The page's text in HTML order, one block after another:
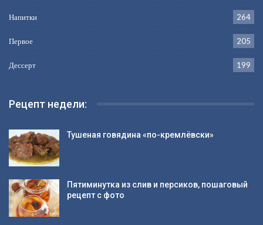
Напитки 264
Первое 205
Дессерт 199
Рецепт недели:
Тушеная говядина «по-кремлёвски»
Пятиминутка из слив и персиков, пошаговый
рецепт с фото